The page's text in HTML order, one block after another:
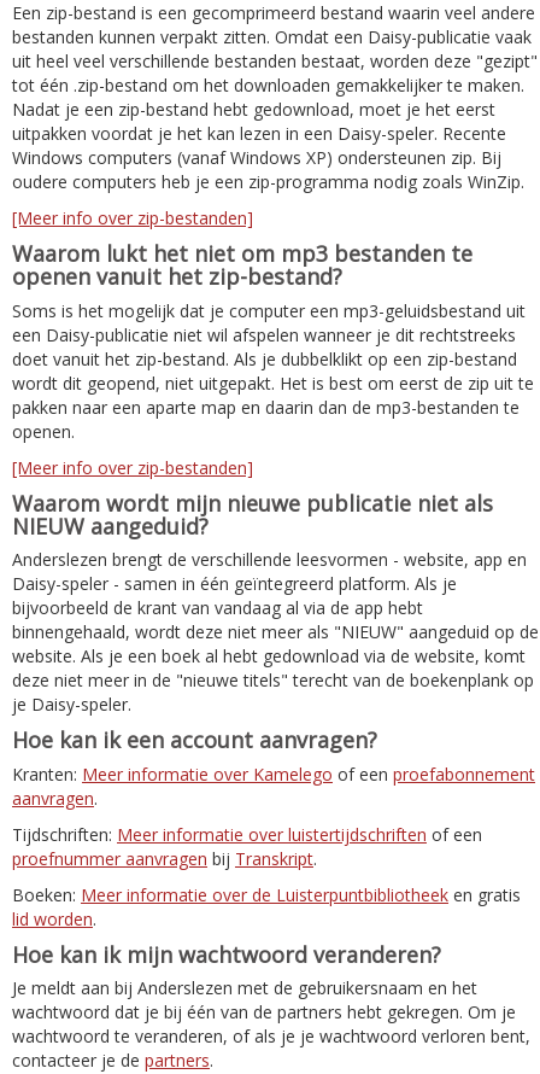
Een zip-bestand is een gecomprimeerd bestand waarin veel andere
bestanden kunnen verpakt zitten. Omdat een Daisy-publicatie vaak
uit heel veel verschillende bestanden bestaat, worden deze "gezipt"
tot één .zip-bestand om het downloaden gemakkelijker te maken.
Nadat je een zip-bestand hebt gedownload, moet je het eerst
uitpakken voordat je het kan lezen in een Daisy-speler. Recente
Windows computers (vanaf Windows XP) ondersteunen zip. Bij
oudere computers heb je een zip-programma nodig zoals WinZip.
[Meer info over zip-bestanden]
Waarom lukt het niet om mp3 bestanden te
openen vanuit het zip-bestand?
Soms is het mogelijk dat je computer een mp3-geluidsbestand uit
een Daisy-publicatie niet wil afspelen wanneer je dit rechtstreeks
doet vanuit het zip-bestand. Als je dubbelklikt op een zip-bestand
wordt dit geopend, niet uitgepakt. Het is best om eerst de zip uit te
pakken naar een aparte map en daarin dan de mp3-bestanden te
openen.
[Meer info over zip-bestanden]
Waarom wordt mijn nieuwe publicatie niet als
NIEUW aangeduid?
Anderslezen brengt de verschillende leesvormen - website, app en
Daisy-speler - samen in één geïntegreerd platform. Als je
bijvoorbeeld de krant van vandaag al via de app hebt
binnengehaald, wordt deze niet meer als "NIEUW" aangeduid op de
website. Als je een boek al hebt gedownload via de website, komt
deze niet meer in de "nieuwe titels" terecht van de boekenplank op
je Daisy-speler.
Hoe kan ik een account aanvragen?
Kranten: Meer informatie over Kamelego of een proefabonnement
aanvragen.
Tijdschriften: Meer informatie over luistertijdschriften of een
proefnummer aanvragen bij Transkript.
Boeken: Meer informatie over de Luisterpuntbibliotheek en gratis
lid worden.
Hoe kan ik mijn wachtwoord veranderen?
Je meldt aan bij Anderslezen met de gebruikersnaam en het
wachtwoord dat je bij één van de partners hebt gekregen. Om je
wachtwoord te veranderen, of als je je wachtwoord verloren bent,
contacteer je de partners.